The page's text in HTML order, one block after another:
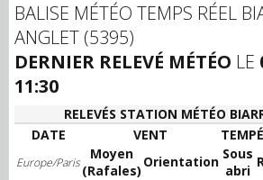
BALISE MÉTÉO TEMPS RÉEL
ANGLET (5395)
DERNIER RELEVÉ MÉTÉO LE
11:30
RELEVÉS STATION MÉTÉO
DATE
VENT
Europe/Paris
Moyen
(Rafales)
Orientation Sous
abri